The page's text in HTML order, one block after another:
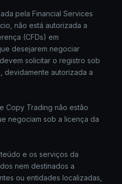
pela Financial Services
não está autorizada a
(CFDs) em
desejarem negociar
solicitar o registro sob
devidamente autorizada a
Copy Trading não estão
negociam sob a licença da
e os serviços da
nem destinados a
ou entidades localizadas,